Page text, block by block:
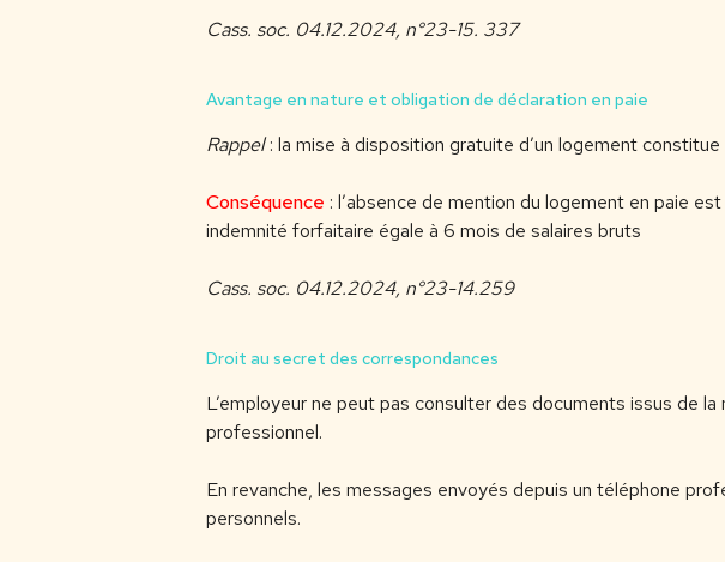
Cass. soc. 04.12.2024, n°23-15. 337
Avantage en nature et obligation de déclaration en paie
Rappel: la mise à disposition gratuite d’un logement constitue
Conséquence : l’absence de mention du logement en paie
indemnité forfaitaire égale à 6 mois de salaires bruts
Cass. soc. 04.12.2024, n°23-14.259
Droit au secret des correspondances
L’employeur ne peut pas consulter des documents issus de
professionnel.
En revanche, les messages envoyés depuis un téléphone
personnels.